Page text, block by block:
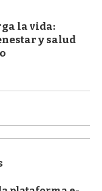
la vida:
y salud